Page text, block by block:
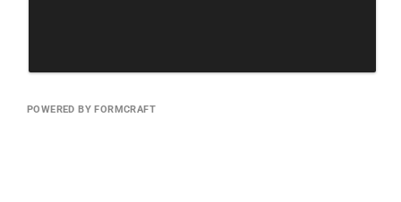
POWERED BY FORMCRAFT